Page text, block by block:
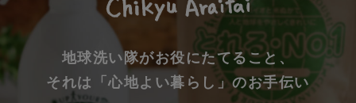
地球洗い隊がお役にたてること、
それは「心地よい暮らし」のお手伝い